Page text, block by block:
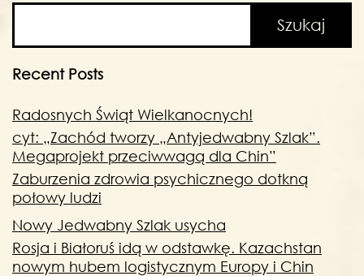
Szukaj
Recent Posts
Radosnych Świąt Wielkanocnych!
cyt: „Zachód tworzy „Antyjedwabny Szlak”.
Megaprojekt przeciwwagą dla Chin”
Zaburzenia zdrowia psychicznego dotkną
połowy ludzi
Nowy Jedwabny Szlak usycha
Rosja i Białoruś idą w odstawkę. Kazachstan
nowym hubem logistycznym Europy i Chin